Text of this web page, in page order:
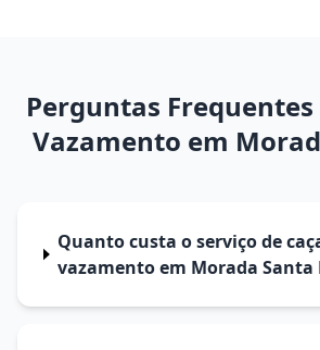
Perguntas Frequentes
Vazamento em
Quanto custa o serviço de
vazamento em Morada Santa